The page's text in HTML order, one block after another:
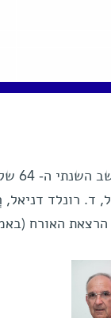
חמישה
ד. רונלד דניאל,
האורח